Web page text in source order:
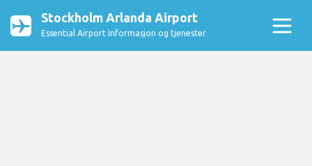
Stockholm Arlanda Airport
Essential Airport Informasjon og tjenester